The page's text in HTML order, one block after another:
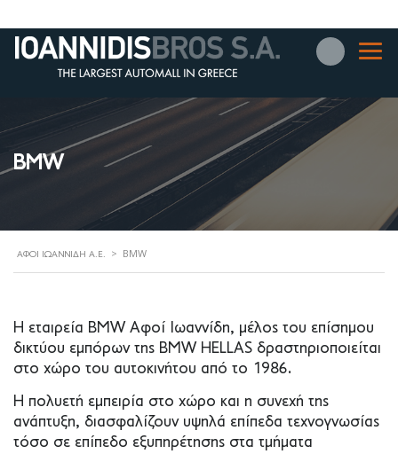
BMW
ΑΦΟΊ ΙΩΑΝΝΊΔΗ Α.Ε. > BMW
Η εταιρεία BMW Αφοί Ιωαννίδη, μέλος του επίσημου
δικτύου εμπόρων της BMW HELLAS δραστηριοποιείται
στο χώρο του αυτοκινήτου από το 1986.
Η πολυετή εμπειρία στο χώρο και η συνεχή της
ανάπτυξη, διασφαλίζουν υψηλά επίπεδα τεχνογνωσίας
τόσο σε επίπεδο εξυπηρέτησης στα τμήματα